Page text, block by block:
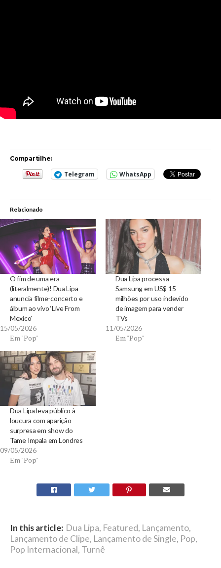
Compartilhe:
Telegram WhatsApp
Relacionado
O fim de uma era
(literalmente)! Dua Lipa
anuncia filme-concerto e
álbum ao vivo ‘Live From
Mexico’
15/05/2026
Em "Pop"
Dua Lipa processa
Samsung em US$ 15
milhões por uso indevido
de imagem para vender
TVs
11/05/2026
Em "Pop"
Dua Lipa leva público à
loucura com aparição
surpresa em show do
Tame Impala em Londres
09/05/2026
Em "Pop"
In this article: Dua Lipa, Featured, Lançamento,
Lançamento de Clipe, Lançamento de Single, Pop,
Pop Internacional, Turnê